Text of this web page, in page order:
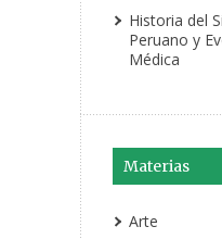
Historia del
Peruano y
Médica
Materias
Arte